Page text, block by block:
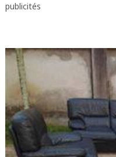
publicités